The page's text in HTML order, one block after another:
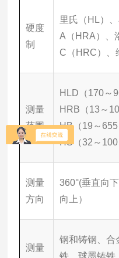
硬度
制
里氏（HL）
A（HRA）、
C（HRC）、
测量
范围
HLD（170～
HRB（13～
HB（19～655
HS（32～100
测量
方向
360°(垂直向
向上）
测量
钢和铸钢、合
铁、球墨铸铁